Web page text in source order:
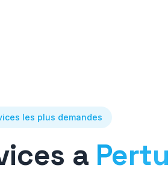
les plus demandes
a